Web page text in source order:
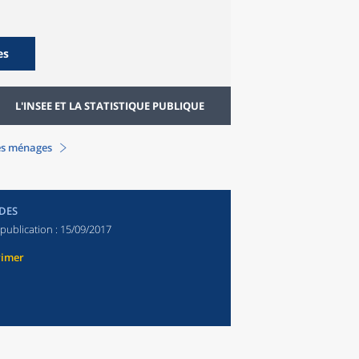
L'INSEE ET LA STATISTIQUE PUBLIQUE
ménages
: 15/09/2017